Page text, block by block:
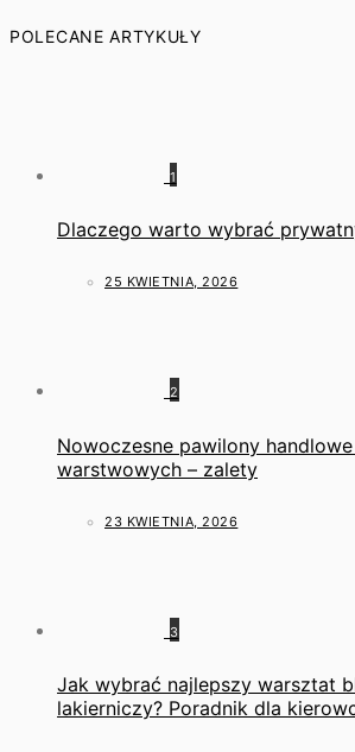
POLECANE ARTYKUŁY
1
Dlaczego warto wybrać
25 KWIETNIA, 2026
2
Nowoczesne pawilony handlowe
warstwowych – zalety
23 KWIETNIA, 2026
3
Jak wybrać najlepszy warsztat
lakierniczy? Poradnik dla